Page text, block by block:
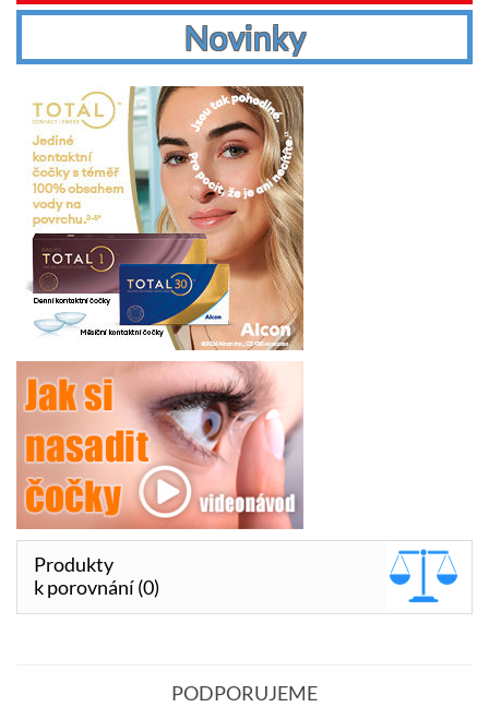
Novinky
Produkty
k porovnání (0)
PODPORUJEME